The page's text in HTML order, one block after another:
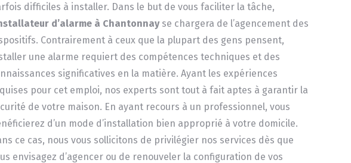
difficiles à installer. Dans le but de vous faciliter la tâche,
d’alarme à Chantonnayse chargera de l’agencement des
Contrairement à ceux que la plupart des gens pensent,
une alarme requiert des compétences techniques et des
significatives en la matière. Ayant les expériences
pour cet emploi, nos experts sont tout à fait aptes à garantir la
de votre maison. En ayant recours à un professionnel, vous
d’un mode d’installation bien approprié à votre domicile.
ce cas, nous vous sollicitons de privilégier nos services dès que
envisagez d’agencer ou de renouveler la configuration de vos